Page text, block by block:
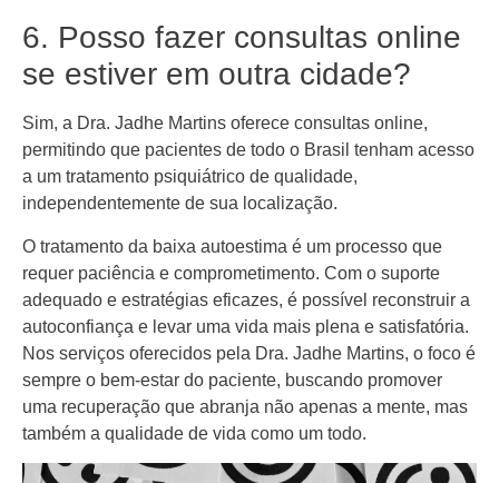
6. Posso fazer consultas online
se estiver em outra cidade?
Sim, a Dra. Jadhe Martins oferece consultas online,
permitindo que pacientes de todo o Brasil tenham acesso
a um tratamento psiquiátrico de qualidade,
independentemente de sua localização.
O tratamento da baixa autoestima é um processo que
requer paciência e comprometimento. Com o suporte
adequado e estratégias eficazes, é possível reconstruir a
autoconfiança e levar uma vida mais plena e satisfatória.
Nos serviços oferecidos pela Dra. Jadhe Martins, o foco é
sempre o bem-estar do paciente, buscando promover
uma recuperação que abranja não apenas a mente, mas
também a qualidade de vida como um todo.